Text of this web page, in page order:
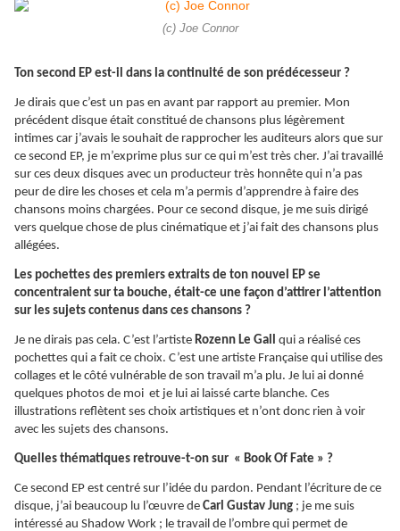
(c) Joe Connor
Ton second EP est-il dans la continuité de son prédécesseur ?
Je dirais que c’est un pas en avant par rapport au premier. Mon
précédent disque était constitué de chansons plus légèrement
intimes car j’avais le souhait de rapprocher les auditeurs alors que sur
ce second EP, je m’exprime plus sur ce qui m’est très cher. J’ai travaillé
sur ces deux disques avec un producteur très honnête qui n’a pas
peur de dire les choses et cela m’a permis d’apprendre à faire des
chansons moins chargées. Pour ce second disque, je me suis dirigé
vers quelque chose de plus cinématique et j’ai fait des chansons plus
allégées.
Les pochettes des premiers extraits de ton nouvel EP se
concentraient sur ta bouche, était-ce une façon d’attirer l’attention
sur les sujets contenus dans ces chansons ?
Je ne dirais pas cela. C’est l’artiste Rozenn Le Gall qui a réalisé ces
pochettes qui a fait ce choix. C’est une artiste Française qui utilise des
collages et le côté vulnérable de son travail m’a plu. Je lui ai donné
quelques photos de moi et je lui ai laissé carte blanche. Ces
illustrations reflètent ses choix artistiques et n’ont donc rien à voir
avec les sujets des chansons.
Quelles thématiques retrouve-t-on sur « Book Of Fate » ?
Ce second EP est centré sur l’idée du pardon. Pendant l’écriture de ce
disque, j’ai beaucoup lu l’œuvre de Carl Gustav Jung ; je me suis
intéressé au Shadow Work ; le travail de l’ombre qui permet de